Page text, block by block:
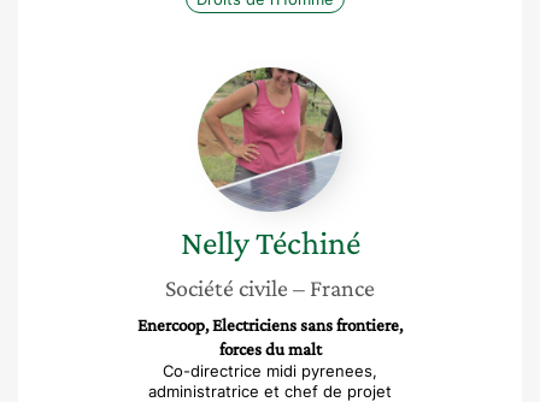
Nelly
Téchiné
NellyTéchiné
Société civile – France
Enercoop, Electriciens sans frontiere,
forces du malt
Co-directrice midi pyrenees,
administratrice et chef de projet